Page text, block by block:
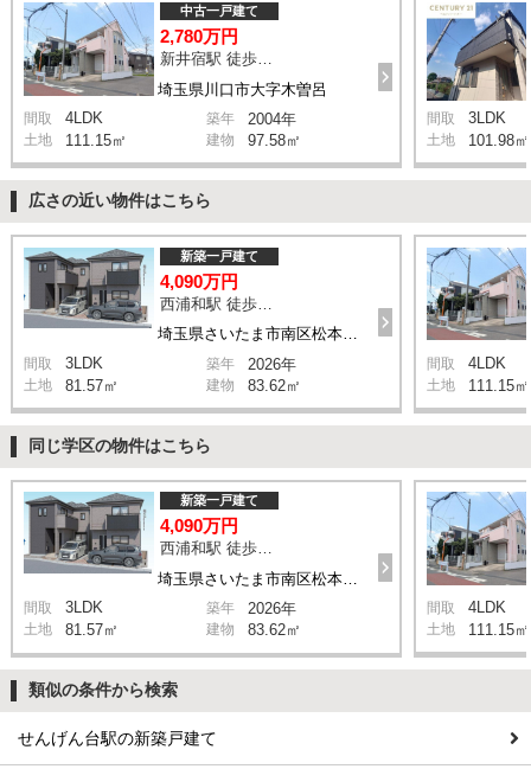
埼玉県川口市大字木曽呂
中古一戸建て
2,780万円
新井宿駅 徒歩29分
間取 4LDK 築年 2004年
土地 111.15㎡ 建物 97.58㎡
間取 3LDK
土地 101.98㎡
広さの近い物件はこちら
埼玉県さいたま市南区松本1丁目
新築一戸建て
4,090万円
間取 3LDK 築年 2026年
土地 81.57㎡ 建物 83.62㎡
間取 4LDK
土地 111.15㎡
同じ学区の物件はこちら
新築一戸建て
4,090万円
西浦和駅 徒歩14分
間取 3LDK 築年 2026年
土地 81.57㎡ 建物 83.62㎡
間取 4LDK
土地 111.15㎡
類似の条件から検索
せんげん台駅の新築戸建て